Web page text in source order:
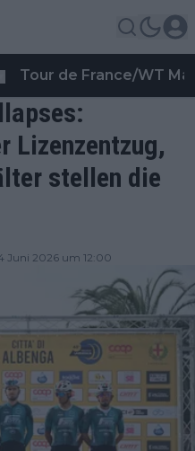
Tour de France/WT
Lizenzentzug,
stellen die
Juni 2026 um 12:00